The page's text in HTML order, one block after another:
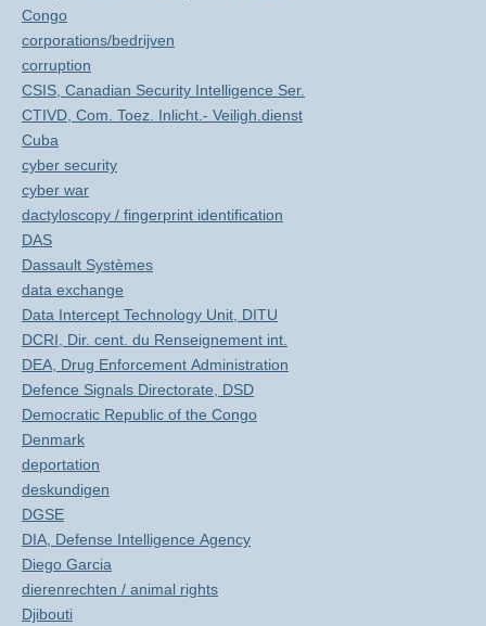
Congo
corporations/bedrijven
corruption
CSIS, Canadian Security Intelligence Ser.
CTIVD, Com. Toez. Inlicht.- Veiligh.dienst
Cuba
cyber security
cyber war
dactyloscopy / fingerprint identification
DAS
Dassault Systèmes
data exchange
Data Intercept Technology Unit, DITU
DCRI, Dir. cent. du Renseignement int.
DEA, Drug Enforcement Administration
Defence Signals Directorate, DSD
Democratic Republic of the Congo
Denmark
deportation
deskundigen
DGSE
DIA, Defense Intelligence Agency
Diego Garcia
dierenrechten / animal rights
Djibouti